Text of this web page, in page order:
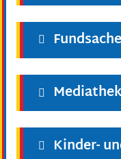
Mediathek
Kinder-